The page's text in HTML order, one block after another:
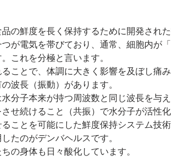
の鮮度を長く保持するために開発された
が電気を帯びており、通常、細胞内が
これを分極と言います。
ことで、体調に大きく影響を及ぼし痛み
波長（振動）があります。
分子本来が持つ周波数と同じ波長を与
せ続けること（共振）で水分子が活性
ことを可能にした鮮度保持システム技術
たのがデンバヘルスです。
の身体も日々酸化しています。